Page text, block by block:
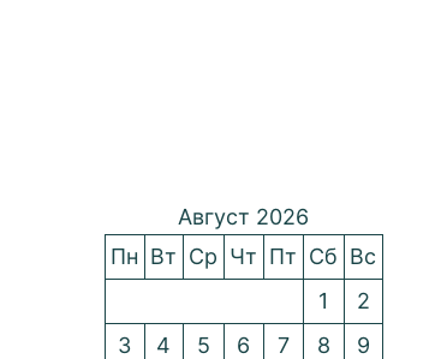
Август 2026
Пн Вт Ср Чт Пт Сб Вс
1
2
3
4 5 6 7 8 9